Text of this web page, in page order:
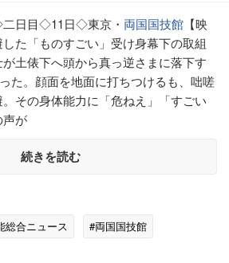
日目◇11日◇東京・ 両国国技館 【映
た「ものすごい」受け身幕下の取組
土俵下へ頭から真っ逆さまに落下す
た。顔面を地面に打ちつけるも、咄嗟
その身体能力に「危ねえ」「すごい
声が
続きを読む
総合ニュース
#両国国技館